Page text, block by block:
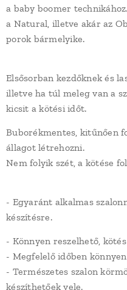
a baby boomer
a Natural, illetve akár az
porok bármelyike.
Elsősorban kezdőknek és
illetve ha túl meleg van a
kicsit a kötési időt.
Buborékmentes, kitűnően
állagot létrehozni.
Nem folyik szét, a kötése
- Egyaránt alkalmas
készítésre.
- Könnyen reszelhető,
- Megfelelő időben
- Természetes szalon
készíthetőek vele.